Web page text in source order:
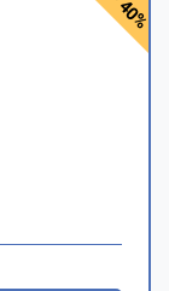
- 40%